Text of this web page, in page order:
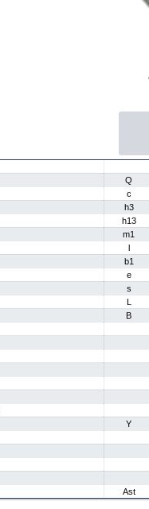
Q
c
h3
h13
m1
l
b1
e
s
L
B
Y
Ast